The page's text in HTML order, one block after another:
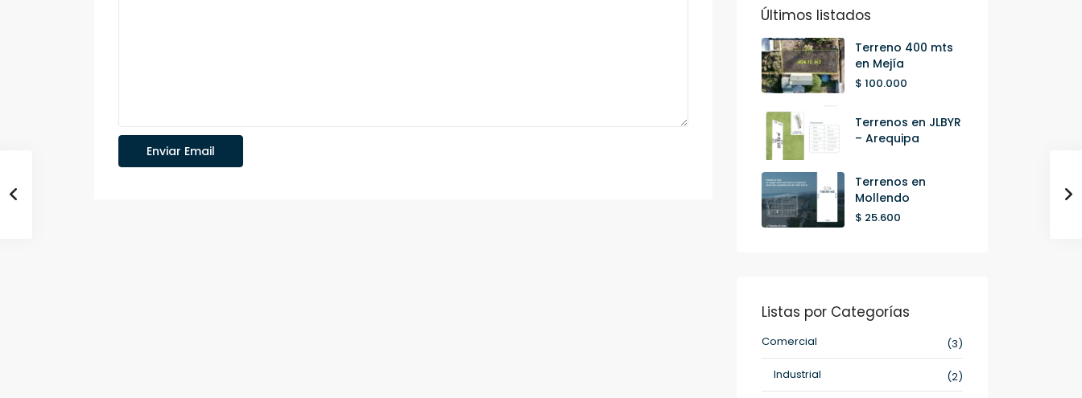
Últimos listados
Terreno 400 mts
en Mejía
$ 100.000
Terrenos en JLBYR
– Arequipa
Terrenos en
Mollendo
$ 25.600
Listas por Categorías
Comercial
(3)
Industrial
(2)